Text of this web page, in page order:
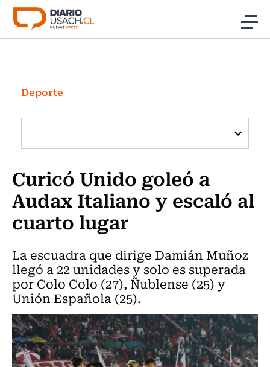
Click acá para ir directamente al contenido
Investigación
Cultura
Programas Radio y TV Usach
Deporte
Curicó Unido goleó a
Audax Italiano y escaló al
cuarto lugar
La escuadra que dirige Damián Muñoz
llegó a 22 unidades y solo es superada
por Colo Colo (27), Ñublense (25) y
Unión Española (25).